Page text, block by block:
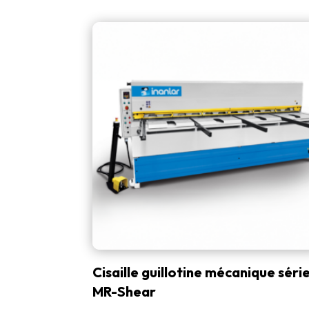
Cisaille guillotine mécanique
MR-Shear